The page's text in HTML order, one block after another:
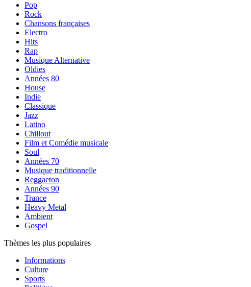
Pop
Rock
Chansons françaises
Electro
Hits
Rap
Musique Alternative
Oldies
Années 80
House
Indie
Classique
Jazz
Latino
Chillout
Film et Comédie musicale
Soul
Années 70
Musique traditionnelle
Reggaeton
Années 90
Trance
Heavy Metal
Ambient
Gospel
Thèmes les plus populaires
Informations
Culture
Sports